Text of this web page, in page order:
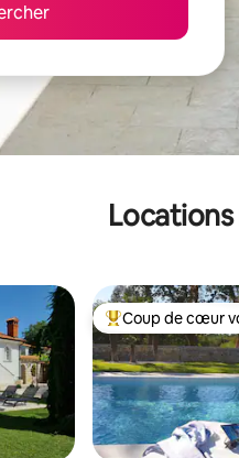
appréciés Coups de cœur
Coup de cœur